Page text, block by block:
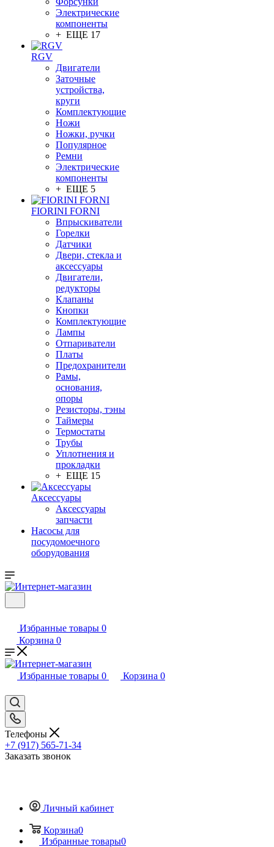
Электрические
компоненты
+ ЕЩЕ 17
RGV
Двигатели
Заточные
устройства,
круги
Комплектующие
Ножи
Ножки, ручки
Популярное
Ремни
Электрические
компоненты
+ ЕЩЕ 5
FIORINI FORNI
Впрыскиватели
Горелки
Датчики
Двери, стекла и
аксессуары
Двигатели,
редукторы
Клапаны
Кнопки
Комплектующие
Лампы
Отпариватели
Платы
Предохранители
Рамы,
основания,
опоры
Резисторы, тэны
Таймеры
Термостаты
Трубы
Уплотнения и
прокладки
+ ЕЩЕ 15
Аксессуары
Аксессуары
запчасти
Насосы для
посудомоечного
оборудования
Избранные товары 0
Корзина 0
Избранные товары 0 Корзина 0
Телефоны
+7 (917) 565-71-34
Заказать звонок
Личный кабинет
Корзина0
Избранные товары0